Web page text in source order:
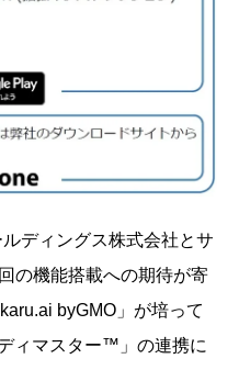
ディングス株式会社とサ
の機能搭載への期待が寄
byGMO」が培って
ィマスター™」の連携に